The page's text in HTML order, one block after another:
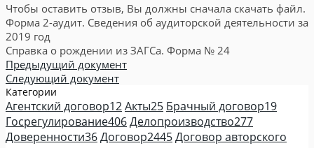
Чтобы оставить отзыв, Вы должны сначала скачать файл.
Форма 2-аудит. Сведения об аудиторской деятельности за
2019 год
Справка о рождении из ЗАГСа. Форма № 24
Предыдущий документ
Следующий документ
Категории
Агентский договор12Акты25 Брачный договор19
Госрегулирование406Делопроизводство277
Доверенности36Договор2445Договор авторского